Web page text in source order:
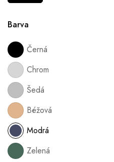
Barva
Černá
Chrom
Šedá
Béžová
Modrá
Zelená